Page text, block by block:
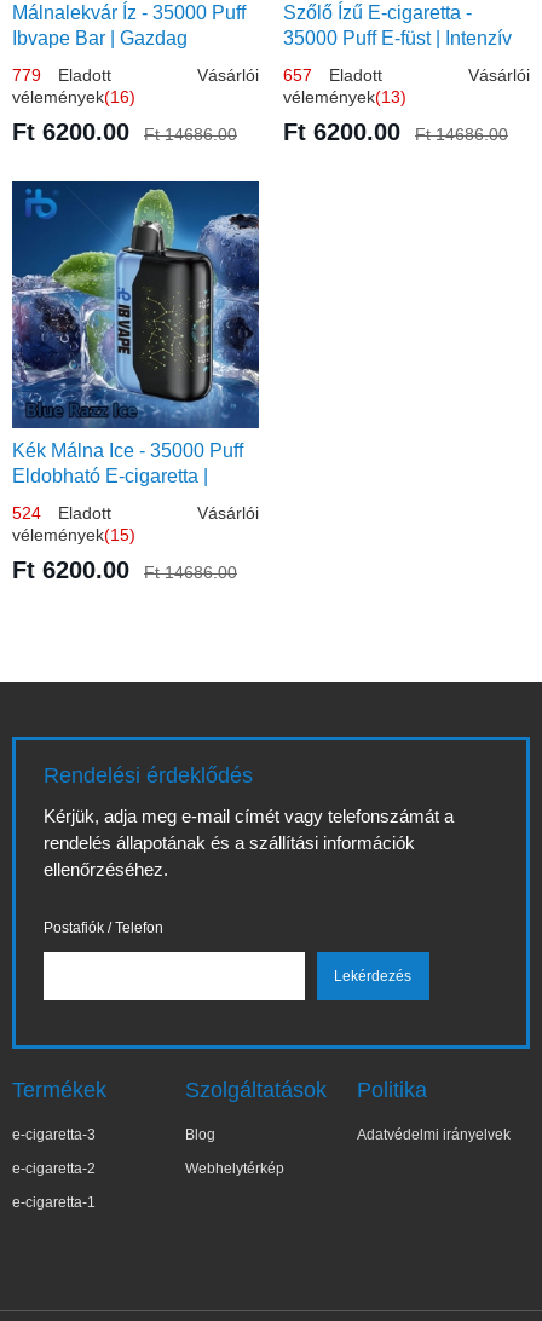
Málnalekvár Íz - 35000 Puff
Ibvape Bar | Gazdag
779 Eladott Vásárlói
vélemények(16)
Ft 6200.00 Ft 14686.00
Szőlő Ízű E-cigaretta -
35000 Puff E-füst | Intenzív
657 Eladott Vásárlói
vélemények(13)
Ft 6200.00 Ft 14686.00
Kék Málna Ice - 35000 Puff
Eldobható E-cigaretta |
Frissesség!
524 Eladott Vásárlói
vélemények(15)
Ft 6200.00 Ft 14686.00
Rendelési érdeklődés
Kérjük, adja meg e-mail címét vagy telefonszámát a
rendelés állapotának és a szállítási információk
ellenőrzéséhez.
Postafiók / Telefon
Termékek
e-cigaretta-3
e-cigaretta-2
e-cigaretta-1
Szolgáltatások
Blog
Webhelytérkép
Politika
Adatvédelmi irányelvek